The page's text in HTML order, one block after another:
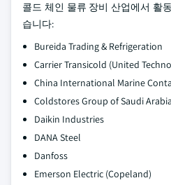
콜드 체인 물류 장비 산업에서 활
습니다:
Bureida Trading & Refrigeration
Carrier Transicold (United
China International Marine
Coldstores Group of Saudi Arabia
Daikin Industries
DANA Steel
Danfoss
Emerson Electric (Copeland)